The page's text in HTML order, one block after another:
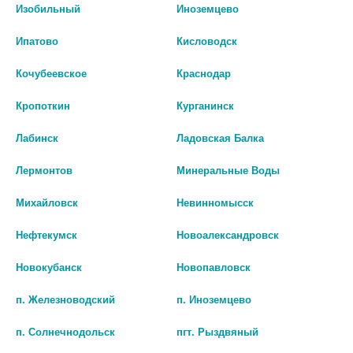
ФЛАК СПРЕЙ Д/МЕСТ ПРИМ
нет в наличии
В КОРЗИНУ
СПРЕЙ Д/МЕСТ ПРИМ
359
В КОРЗИНУ
Изобильный Иноземцево
Ипатово Кисловодск
Кочубеевское Краснодар
Кропоткин Курганинск
Лабинск Ладовская Балка
Лермонтов Минеральные Воды
Михайловск Невинномысск
Нефтекумск Новоалександровск
Новокубанск Новопавловск
п. Железноводский п. Иноземцево
п. Солнечнодольск пгт. Рыздвяный